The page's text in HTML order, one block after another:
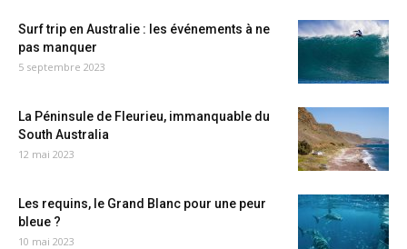
Surf trip en Australie : les événements à ne
pas manquer
5 septembre 2023
La Péninsule de Fleurieu, immanquable du
South Australia
12 mai 2023
Les requins, le Grand Blanc pour une peur
bleue ?
10 mai 2023